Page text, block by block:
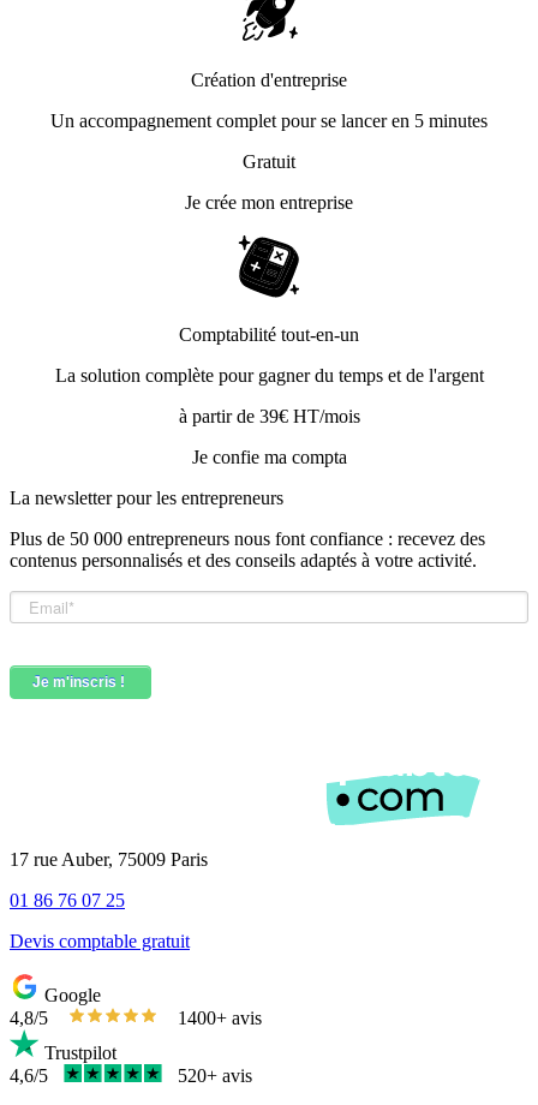
Création d'entreprise
Un accompagnement complet pour se lancer en 5 minutes
Gratuit
Je crée mon entreprise
Comptabilité tout-en-un
La solution complète pour gagner du temps et de l'argent
à partir de 39€ HT/mois
Je confie ma compta
La newsletter pour les entrepreneurs
Plus de 50 000 entrepreneurs nous font confiance : recevez des
contenus personnalisés et des conseils adaptés à votre activité.
17 rue Auber, 75009 Paris
01 86 76 07 25
Devis comptable gratuit
Google
4,8/5
1400+ avis
Trustpilot
4,6/5
520+ avis